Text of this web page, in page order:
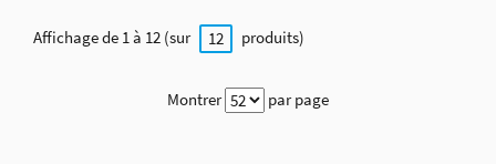
Affichage de 1 à 12 (sur 12 produits)
Montrer par page